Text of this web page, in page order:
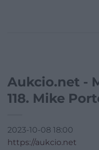
Aukcio.net -
118. Mike
2023-10-08 18:00
https://aukcio.net